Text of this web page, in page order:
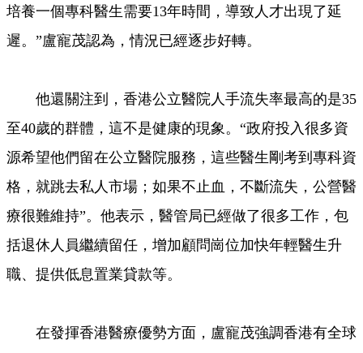
培養一個專科醫生需要13年時間，導致人才出現了延
遲。”盧寵茂認為，情況已經逐步好轉。
他還關注到，香港公立醫院人手流失率最高的是35
至40歲的群體，這不是健康的現象。“政府投入很多資
源希望他們留在公立醫院服務，這些醫生剛考到專科資
格，就跳去私人市場；如果不止血，不斷流失，公營醫
療很難維持”。他表示，醫管局已經做了很多工作，包
括退休人員繼續留任，增加顧問崗位加快年輕醫生升
職、提供低息置業貸款等。
在發揮香港醫療優勢方面，盧寵茂強調香港有全球